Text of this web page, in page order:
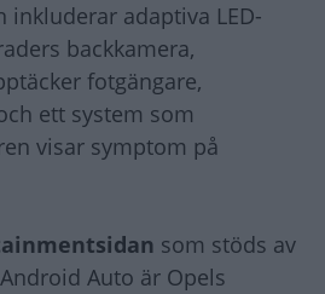
inkluderar adaptiva LED-
backkamera,
fotgängare,
ett system som
visar symptom på
som stöds av
Auto är Opels